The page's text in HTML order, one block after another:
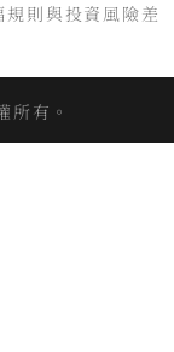
則與投資風險差
有。